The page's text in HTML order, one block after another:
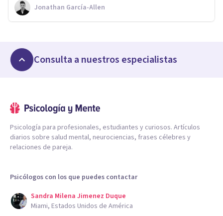
Jonathan García-Allen
Consulta a nuestros especialistas
Psicología para profesionales, estudiantes y curiosos. Artículos
diarios sobre salud mental, neurociencias, frases célebres y
relaciones de pareja.
Psicólogos con los que puedes contactar
Sandra Milena Jimenez Duque
Miami, Estados Unidos de América